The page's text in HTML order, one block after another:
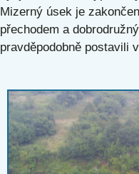
Mizerný úsek je
přechodem a
pravděpodobně postavili